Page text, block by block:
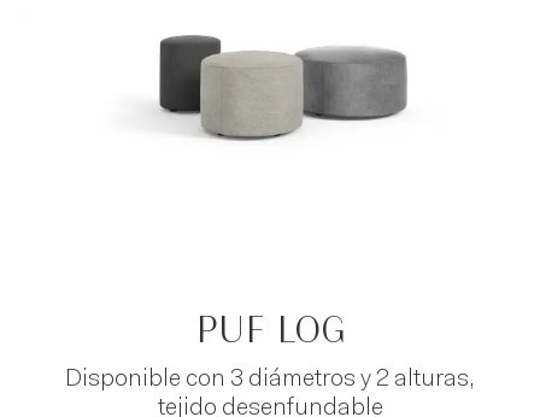
PUF LOG
Disponible con 3 diámetros y 2 alturas,
tejido desenfundable